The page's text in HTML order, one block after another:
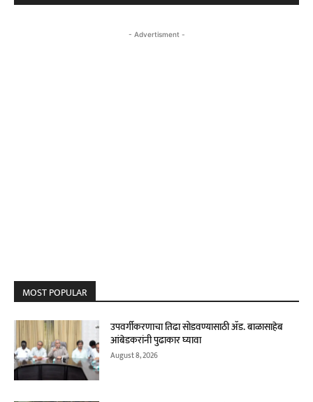
- Advertisment -
MOST POPULAR
उपवर्गीकरणाचा तिढा सोडवण्यासाठी ॲड. बाळासाहेब
आंबेडकरांनी पुढाकार घ्यावा
August 8, 2026